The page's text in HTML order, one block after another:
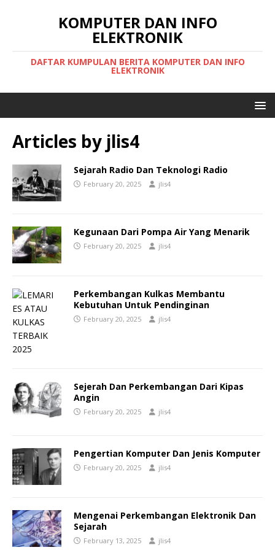
KOMPUTER DAN INFO
ELEKTRONIK
DAFTAR KUMPULAN BERITA KOMPUTER DAN INFO
ELEKTRONIK
Articles by jlis4
Sejarah Radio Dan Teknologi Radio
February 20, 2025 jlis4
Kegunaan Dari Pompa Air Yang Menarik
February 20, 2025 jlis4
Perkembangan Kulkas Membantu
Kebutuhan Untuk Pendinginan
February 20, 2025 jlis4
Sejerah Dan Perkembangan Dari Kipas
Angin
February 20, 2025 jlis4
Pengertian Komputer Dan Jenis Komputer
February 20, 2025 jlis4
Mengenai Perkembangan Elektronik Dan
Sejarah
February 13, 2025 jlis4